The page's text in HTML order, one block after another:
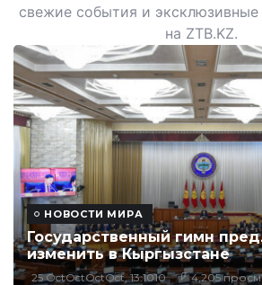
свежие события и эксклюзивные
на ZTB.KZ.
НОВОСТИ МИРА
Государственный гимн
изменить в Кыргызстане
25 OctOctOctOct, 13:1010 4,205